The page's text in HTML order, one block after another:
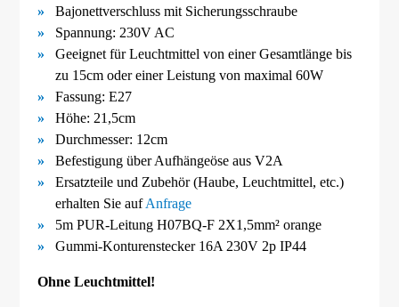
Bajonettverschluss mit Sicherungsschraube
Spannung: 230V AC
Geeignet für Leuchtmittel von einer Gesamtlänge bis
zu 15cm oder einer Leistung von maximal 60W
Fassung: E27
Höhe: 21,5cm
Durchmesser: 12cm
Befestigung über Aufhängeöse aus V2A
Ersatzteile und Zubehör (Haube, Leuchtmittel, etc.)
erhalten Sie aufAnfrage
5m PUR-Leitung H07BQ-F 2X1,5mm² orange
Gummi-Konturenstecker 16A 230V 2p IP44
Ohne Leuchtmittel!